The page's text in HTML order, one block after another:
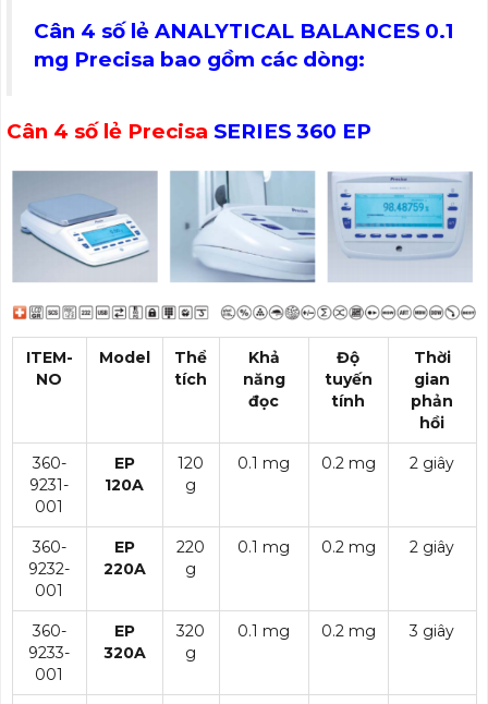
Cân 4 số lẻ ANALYTICAL BALANCES 0.1
mg Precisa bao gồm các dòng:
Cân 4 số lẻ Precisa SERIES 360 EP
ITEM-
NO
Model
Thể
tích
Khả
năng
đọc
Độ
tuyến
tính
Thời
gian
phản
hồi
360-
9231-
001
EP
120A
120
g
0.1 mg 0.2 mg 2 giây
360-
9232-
001
EP
220A
220
g
0.1 mg 0.2 mg 2 giây
360-
9233-
001
EP
320A
320
g
0.1 mg 0.2 mg 3 giây